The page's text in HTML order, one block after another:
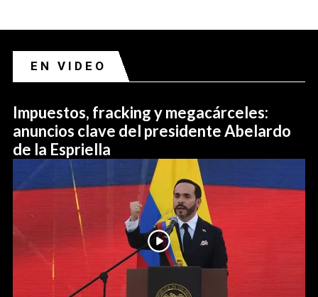
EN VIDEO
Impuestos, fracking y megacárceles:
anuncios clave del presidente Abelardo
de la Espriella